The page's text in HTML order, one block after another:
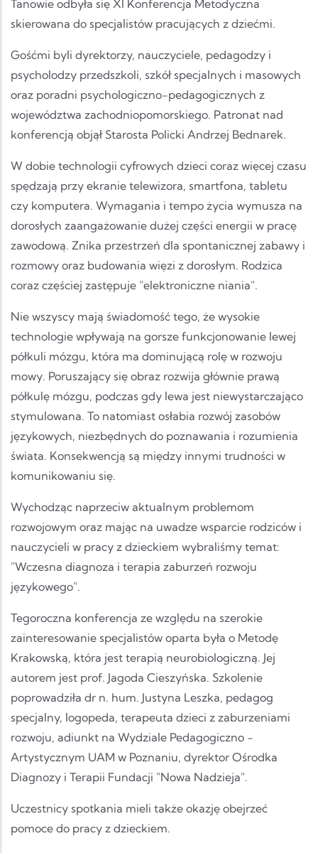
Tanowie odbyła się XI Konferencja Metodyczna
skierowana do specjalistów pracujących z dziećmi.
Gośćmi byli dyrektorzy, nauczyciele, pedagodzy i
psycholodzy przedszkoli, szkół specjalnych i masowych
oraz poradni psychologiczno-pedagogicznych z
województwa zachodniopomorskiego. Patronat nad
konferencją objął Starosta Policki Andrzej Bednarek.
W dobie technologii cyfrowych dzieci coraz więcej czasu
spędzają przy ekranie telewizora, smartfona, tabletu
czy komputera. Wymagania i tempo życia wymusza na
dorosłych zaangażowanie dużej części energii w pracę
zawodową. Znika przestrzeń dla spontanicznej zabawy i
rozmowy oraz budowania więzi z dorosłym. Rodzica
coraz częściej zastępuje "elektroniczne niania".
Nie wszyscy mają świadomość tego, że wysokie
technologie wpływają na gorsze funkcjonowanie lewej
półkuli mózgu, która ma dominującą rolę w rozwoju
mowy. Poruszający się obraz rozwija głównie prawą
półkulę mózgu, podczas gdy lewa jest niewystarczająco
stymulowana. To natomiast osłabia rozwój zasobów
językowych, niezbędnych do poznawania i rozumienia
świata. Konsekwencją są między innymi trudności w
komunikowaniu się.
Wychodząc naprzeciw aktualnym problemom
rozwojowym oraz mając na uwadze wsparcie rodziców i
nauczycieli w pracy z dzieckiem wybraliśmy temat:
"Wczesna diagnoza i terapia zaburzeń rozwoju
językowego".
Tegoroczna konferencja ze względu na szerokie
zainteresowanie specjalistów oparta była o Metodę
Krakowską, która jest terapią neurobiologiczną. Jej
autorem jest prof. Jagoda Cieszyńska. Szkolenie
poprowadziła dr n. hum. Justyna Leszka, pedagog
specjalny, logopeda, terapeuta dzieci z zaburzeniami
rozwoju, adiunkt na Wydziale Pedagogiczno -
Artystycznym UAM w Poznaniu, dyrektor Ośrodka
Diagnozy i Terapii Fundacji "Nowa Nadzieja".
Uczestnicy spotkania mieli także okazję obejrzeć
pomoce do pracy z dzieckiem.